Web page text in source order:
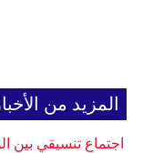
المزيد من
اجتماع تنسيقي بين